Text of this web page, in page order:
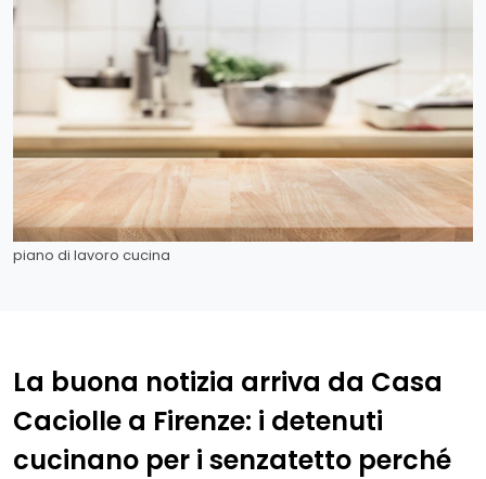
piano di lavoro cucina
La buona notizia arriva da Casa
Caciolle a Firenze: i detenuti
cucinano per i senzatetto perché